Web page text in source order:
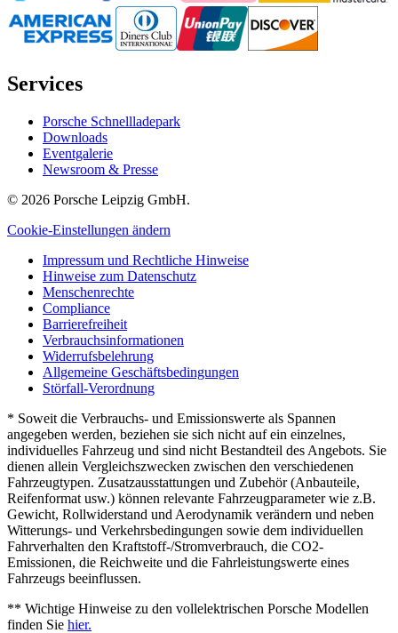
Services
Porsche Schnellladepark
Downloads
Eventgalerie
Newsroom & Presse
© 2026 Porsche Leipzig GmbH.
Cookie-Einstellungen ändern
Impressum und Rechtliche Hinweise
Hinweise zum Datenschutz
Menschenrechte
Compliance
Barrierefreiheit
Verbrauchsinformationen
Widerrufsbelehrung
Allgemeine Geschäftsbedingungen
Störfall-Verordnung
* Soweit die Verbrauchs- und Emissionswerte als Spannen
angegeben werden, beziehen sie sich nicht auf ein einzelnes,
individuelles Fahrzeug und sind nicht Bestandteil des Angebots. Sie
dienen allein Vergleichszwecken zwischen den verschiedenen
Fahrzeugtypen. Zusatzausstattungen und Zubehör (Anbauteile,
Reifenformat usw.) können relevante Fahrzeugparameter wie z.B.
Gewicht, Rollwiderstand und Aerodynamik verändern und neben
Witterungs- und Verkehrsbedingungen sowie dem individuellen
Fahrverhalten den Kraftstoff-/Stromverbrauch, die CO2-
Emissionen, die Reichweite und die Fahrleistungswerte eines
Fahrzeugs beeinflussen.
** Wichtige Hinweise zu den vollelektrischen Porsche Modellen
finden Sie hier.